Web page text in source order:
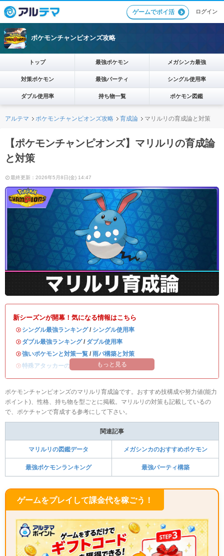
ゲームでポイ活 ログイン
ポケモンチャンピオンズ攻略
トップ 最強ポケモン メガシンカ最強
対策ポケモン 最強パーティ シングル使用率
ダブル使用率 持ち物一覧 ポケモン図鑑
アルテマ ポケモンチャンピオンズ攻略 育成論 マリルリの育成論と対策
【ポケモンチャンピオンズ】マリルリの育成論
と対策
最終更新：2026年5月8日(金) 14:47
新シーズンが開幕！気になる情報はこちら
・ シングル最強ランキング/ シングル使用率
・ ダブル最強ランキング/ ダブル使用率
・強いポケモンと対策一覧 / 雨パ構築と対策
・特殊アタッカーのおすすめランキング
もっと見る
ポケモンチャンピオンズのマリルリ育成論です。おすすめ技構成や努力値(能力
ポイント)、性格、持ち物を型ごとに掲載。マリルリの対策も記載しているの
で、ポケチャンで育成する参考にして下さい。
関連記事
マリルリの図鑑データ メガシンカのおすすめポケモン
最強ポケモンランキング 最強パーティ構築
ゲームをプレイして課金代を稼ごう！